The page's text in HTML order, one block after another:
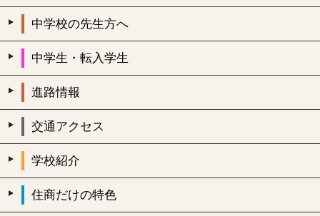
中学校の先生方へ
中学生・転入学生
進路情報
交通アクセス
学校紹介
住商だけの特色